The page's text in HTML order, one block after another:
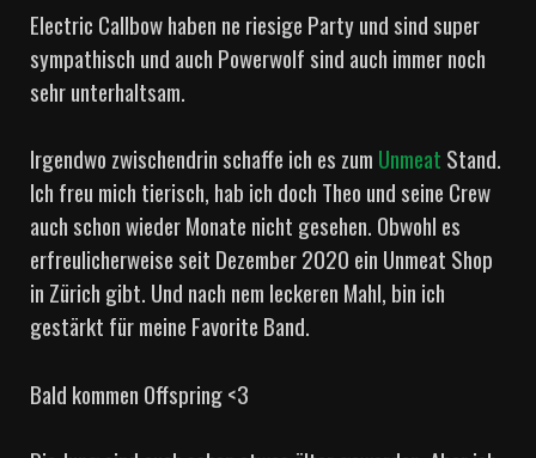
Electric Callbow haben ne riesige Party und sind super
sympathisch und auch Powerwolf sind auch immer noch
sehr unterhaltsam.
Irgendwo zwischendrin schaffe ich es zum Unmeat Stand.
Ich freu mich tierisch, hab ich doch Theo und seine Crew
auch schon wieder Monate nicht gesehen. Obwohl es
erfreulicherweise seit Dezember 2020 ein Unmeat Shop
in Zürich gibt. Und nach nem leckeren Mahl, bin ich
gestärkt für meine Favorite Band.
Bald kommen Offspring <3